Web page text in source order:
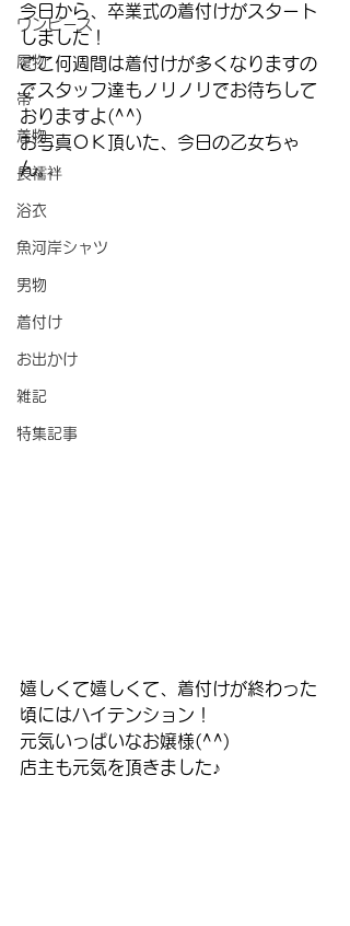
ワンピース
履物
帯
着物
長襦袢
浴衣
魚河岸シャツ
男物
着付け
お出かけ
雑記
特集記事
今日から、卒業式の着付けがスタート
しました！
ここ何週間は着付けが多くなりますの
でスタッフ達もノリノリでお待ちして
おりますよ(^^)
お写真ＯＫ頂いた、今日の乙女ちゃ
ん。
嬉しくて嬉しくて、着付けが終わった
頃にはハイテンション！
元気いっぱいなお嬢様(^^)
店主も元気を頂きました♪